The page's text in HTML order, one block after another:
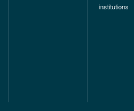
institutions